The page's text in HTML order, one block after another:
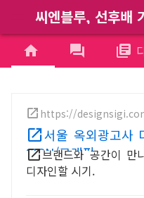
home forum library_books
https://
서울 옥외광고사
SIGN/그래픽
브랜드와 공간이 만
디자인할 시기.